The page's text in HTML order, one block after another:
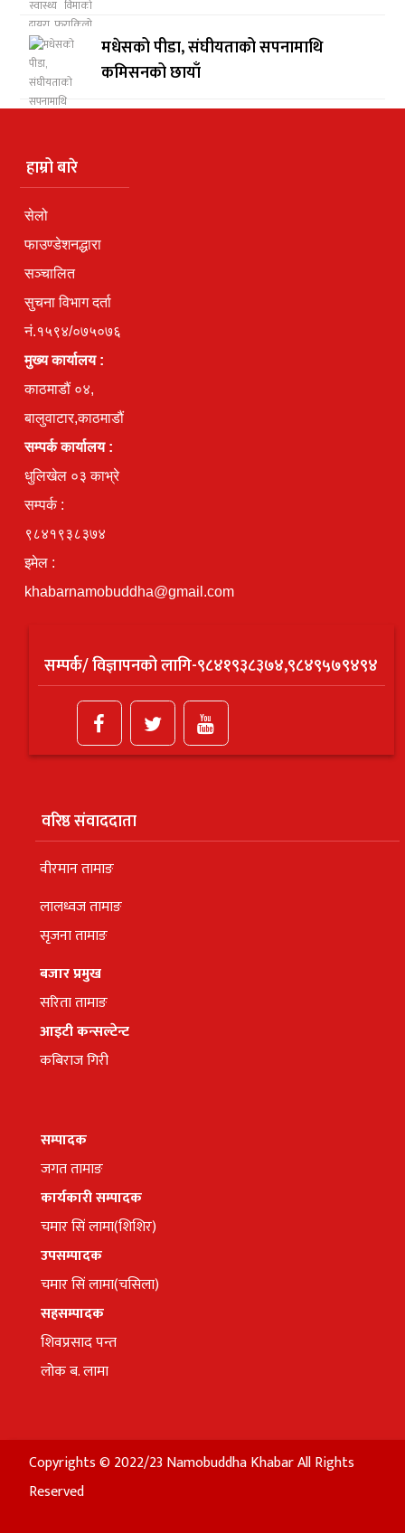
मधेसको पीडा, संघीयताको सपनामाथि
कमिसनको छायाँ
हाम्रो बारे
सेलो
फाउण्डेशनद्धारा
सञ्चालित
सुचना विभाग दर्ता
नं.१५९४/०७५०७६
मुख्य कार्यालय :
काठमाडौं ०४,
बालुवाटार,काठमाडौं
सम्पर्क कार्यालय :
धुलिखेल ०३ काभ्रे
सम्पर्क :
९८४१९३८३७४
इमेल :
khabarnamobuddha@gmail.com
सम्पर्क/ विज्ञापनको लागि-९८४१९३८३७४,९८४९५७९४९४
वरिष्ठ संवाददाता
वीरमान तामाङ
लालध्वज तामाङ
सृजना तामाङ
बजार प्रमुख
सरिता तामाङ
आइटी कन्सल्टेन्ट
कबिराज गिरी
सम्पादक
जगत तामाङ
कार्यकारी सम्पादक
चमार सिं लामा(शिशिर)
उपसम्पादक
चमार सिं लामा(चसिला)
सहसम्पादक
शिवप्रसाद पन्त
लोक ब. लामा
Copyrights © 2022/23 Namobuddha Khabar All Rights
Reserved